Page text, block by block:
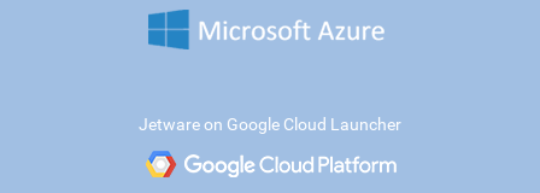
Jetware on Google Cloud Launcher